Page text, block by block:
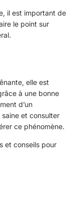
il est important de
le point sur
elle est
à une bonne
d’un
et consulter
ce phénomène.